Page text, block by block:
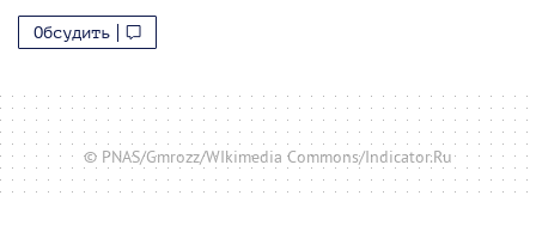
Обсудить
© PNAS/Gmrozz/WIkimedia Commons/Indicator.Ru